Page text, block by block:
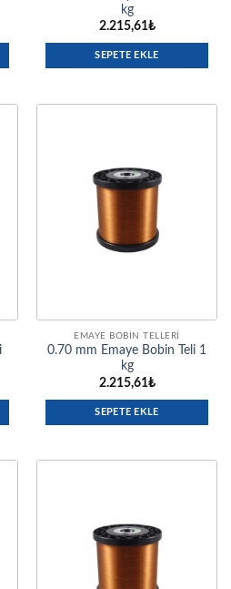
kg
2.215,61₺
SEPETE EKLE
EMAYE BOBIN TELLERI
0.70 mm Emaye Bobin Teli 1
kg
2.215,61₺
SEPETE EKLE